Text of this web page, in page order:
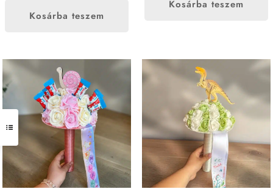
Kosárba teszem
Kosárba teszem